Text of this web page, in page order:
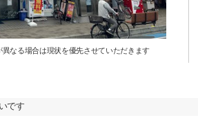
なる場合は現状を優先させていただきます
です